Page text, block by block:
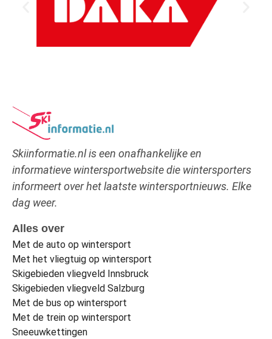
Skiinformatie.nl is een onafhankelijke en
informatieve wintersportwebsite die wintersporters
informeert over het laatste wintersportnieuws. Elke
dag weer.
Alles over
Met de auto op wintersport
Met het vliegtuig op wintersport
Skigebieden vliegveld Innsbruck
Skigebieden vliegveld Salzburg
Met de bus op wintersport
Met de trein op wintersport
Sneeuwkettingen